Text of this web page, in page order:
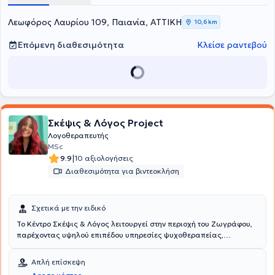
Ζεύγους & Οικογένειας, πτυχιούχος Ψυχολογίας της Φιλοσοφικής
Σχολής του Εθνικού και Καποδιστριακού Πανεπιστήμιου Αθηνών
και κάτοχος άδειας άσκησης επαγγέλματος. Η ομάδα των Ειδικών
/ Ειδική Παιδαγωγό, την Χαραλάμπους Μαρία, Ειδική Παιδαγωγό /
Λογοθεραπεύτρια, την Χατζή Δήμητρα, Λογοθεραπεύτρια / Ειδική
Λεωφόρος Λαυρίου 109, Παιανία, ΑΤΤΙΚΗ 10,6 km
Επόμενη διαθεσιμότητα Κλείσε ραντεβού
Σκέψις & Λόγος Project
Λογοθεραπευτής
MSc
9.9|10 αξιολογήσεις
Διαθεσιμότητα για βιντεοκλήση
Σχετικά με την ειδικό
Το Κέντρο Σκέψις & Λόγος λειτουργεί στην περιοχή του Ζωγράφου,
παρέχοντας υψηλού επιπέδου υπηρεσίες ψυχοθεραπείας,
Επιστημονικός υπεύθυνος του κέντρου είναι ο Ψυχολόγος -
Εργοθεραπευτής Μικές Μάριος με σπουδές στην Ψυχολογία και
Απλή επίσκεψη